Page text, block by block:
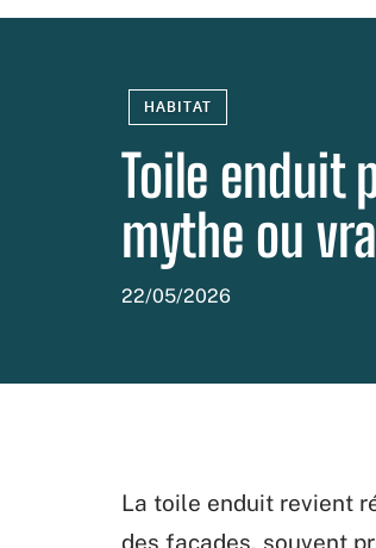
HABITAT
Toile enduit
mythe ou
22/05/2026
La toile enduit revient
des façades, souvent